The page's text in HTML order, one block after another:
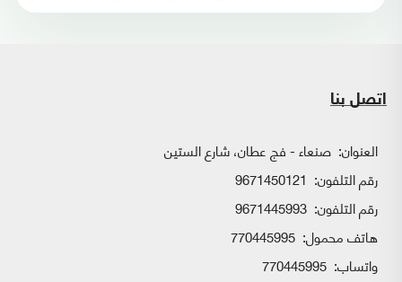
اتصل بنا
العنوان: صنعاء - فج عطان، شارع الستين
رقم التلفون: 9671450121
رقم التلفون: 9671445993
هاتف محمول: 770445995
واتساب: